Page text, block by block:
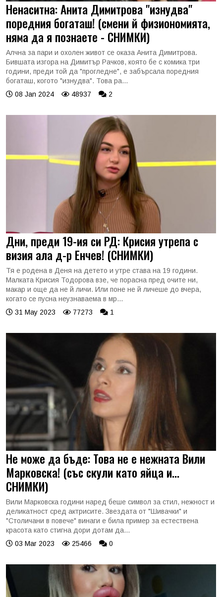
Ненаситна: Анита Димитрова "изнудва"
поредния богаташ! (смени й физиономията,
няма да я познаете - СНИМКИ)
Алчна за пари и охолен живот се оказа Анита Димитрова.
Бившата изгора на Димитър Рачков, която бе с комика три
години, преди той да "прогледне", е забърсала поредния
богаташ, когото "изнудва". Това ра...
08 Jan 2024
48937 2
Дни, преди 19-ия си РД: Крисия утрепа с
визия ала д-р Енчев! (СНИМКИ)
Тя е родена в Деня на детето и утре става на 19 години.
Малката Крисия Тодорова взе, че порасна пред очите ни,
макар и още да не й личи. Или поне не й личеше до вчера,
когато се пусна неузнаваема в мр...
31 May 2023
77273 1
Не може да бъде: Това не е нежната Вили
Марковска! (със скули като яйца и...
СНИМКИ)
Вили Марковска години наред беше символ за стил, нежност и
деликатност сред актрисите. Звездата от "Шивачки" и
"Столичани в повече" винаги е била пример за естествена
красота като стигна дори дотам да...
03 Mar 2023
25466 0